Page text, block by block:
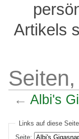
Artikels
←Albi's
Links auf diese Seite
Seite: